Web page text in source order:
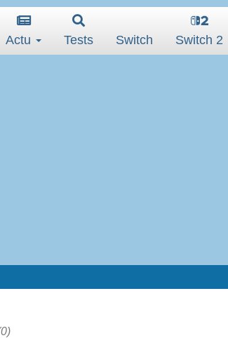
Actu Tests Switch Switch 2